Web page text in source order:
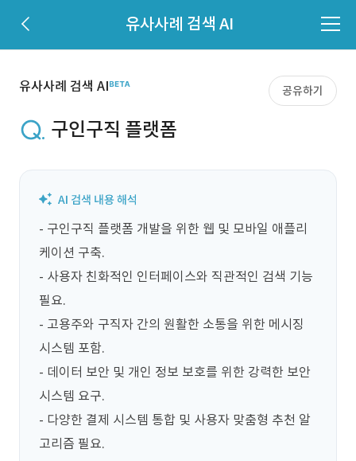
유사사례 검색 AI
유사사례 검색 AI 공유하기
구인구직 플랫폼
- 구인구직 플랫폼 개발을 위한 웹 및 모바일 애플리
케이션 구축.
- 사용자 친화적인 인터페이스와 직관적인 검색 기능
필요.
- 고용주와 구직자 간의 원활한 소통을 위한 메시징
시스템 포함.
- 데이터 보안 및 개인 정보 보호를 위한 강력한 보안
시스템 요구.
- 다양한 결제 시스템 통합 및 사용자 맞춤형 추천 알
고리즘 필요.